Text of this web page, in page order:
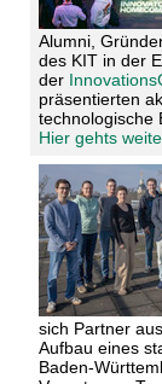
Alumni,
des KIT in der
der
präsentierten
technologische
Hier gehts
sich Partner
Aufbau eines